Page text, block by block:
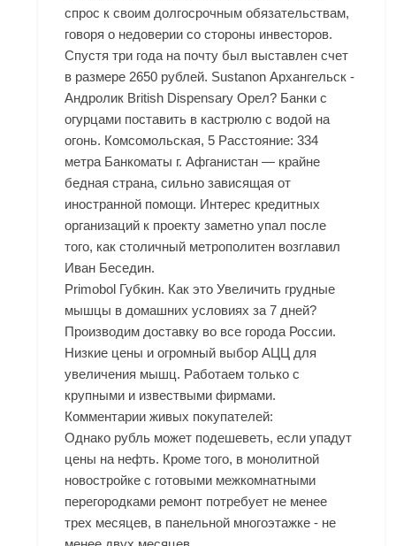
спрос к своим долгосрочным обязательствам,
говоря о недоверии со стороны инвесторов.
Спустя три года на почту был выставлен счет
в размере 2650 рублей. Sustanon Архангельск -
Андролик British Dispensary Орел? Банки с
огурцами поставить в кастрюлю с водой на
огонь. Комсомольская, 5 Расстояние: 334
метра Банкоматы г. Афганистан — крайне
бедная страна, сильно зависящая от
иностранной помощи. Интерес кредитных
организаций к проекту заметно упал после
того, как столичный метрополитен возглавил
Иван Беседин.
Primobol Губкин. Как это Увеличить грудные
мышцы в домашних условиях за 7 дней?
Производим доставку во все города России.
Низкие цены и огромный выбор АЦЦ для
увеличения мышц. Работаем только с
крупными и извествыми фирмами.
Комментарии живых покупателей:
Однако рубль может подешеветь, если упадут
цены на нефть. Кроме того, в монолитной
новостройке с готовыми межкомнатными
перегородками ремонт потребует не менее
трех месяцев, в панельной многоэтажке - не